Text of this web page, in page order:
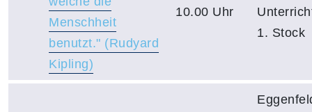
Menschheit
benutzt." (Rudyard
Kipling)
10.00 Uhr
1. Stock